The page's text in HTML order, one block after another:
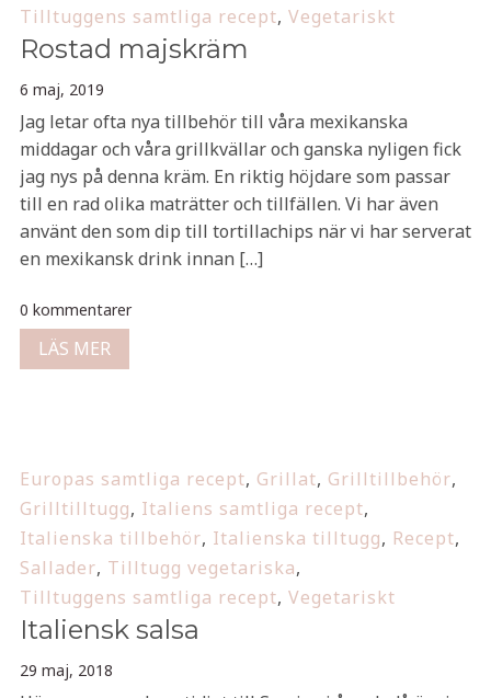
Tilltuggens samtliga recept, Vegetariskt
Rostad majskräm
6 maj, 2019
Jag letar ofta nya tillbehör till våra mexikanska
middagar och våra grillkvällar och ganska nyligen fick
jag nys på denna kräm. En riktig höjdare som passar
till en rad olika maträtter och tillfällen. Vi har även
använt den som dip till tortillachips när vi har serverat
en mexikansk drink innan […]
0 kommentarer
LÄS MER
Europas samtliga recept, Grillat, Grilltillbehör,
Grilltilltugg, Italiens samtliga recept,
Italienska tillbehör, Italienska tilltugg, Recept,
Sallader, Tilltugg vegetariska,
Tilltuggens samtliga recept, Vegetariskt
Italiensk salsa
29 maj, 2018